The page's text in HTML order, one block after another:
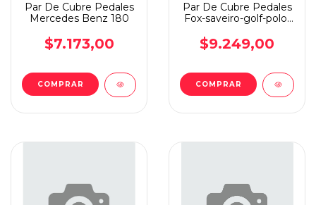
Par De Cubre Pedales
Mercedes Benz 180
$7.173,00
Par De Cubre Pedales
Fox-saveiro-golf-polo-
$9.249,00